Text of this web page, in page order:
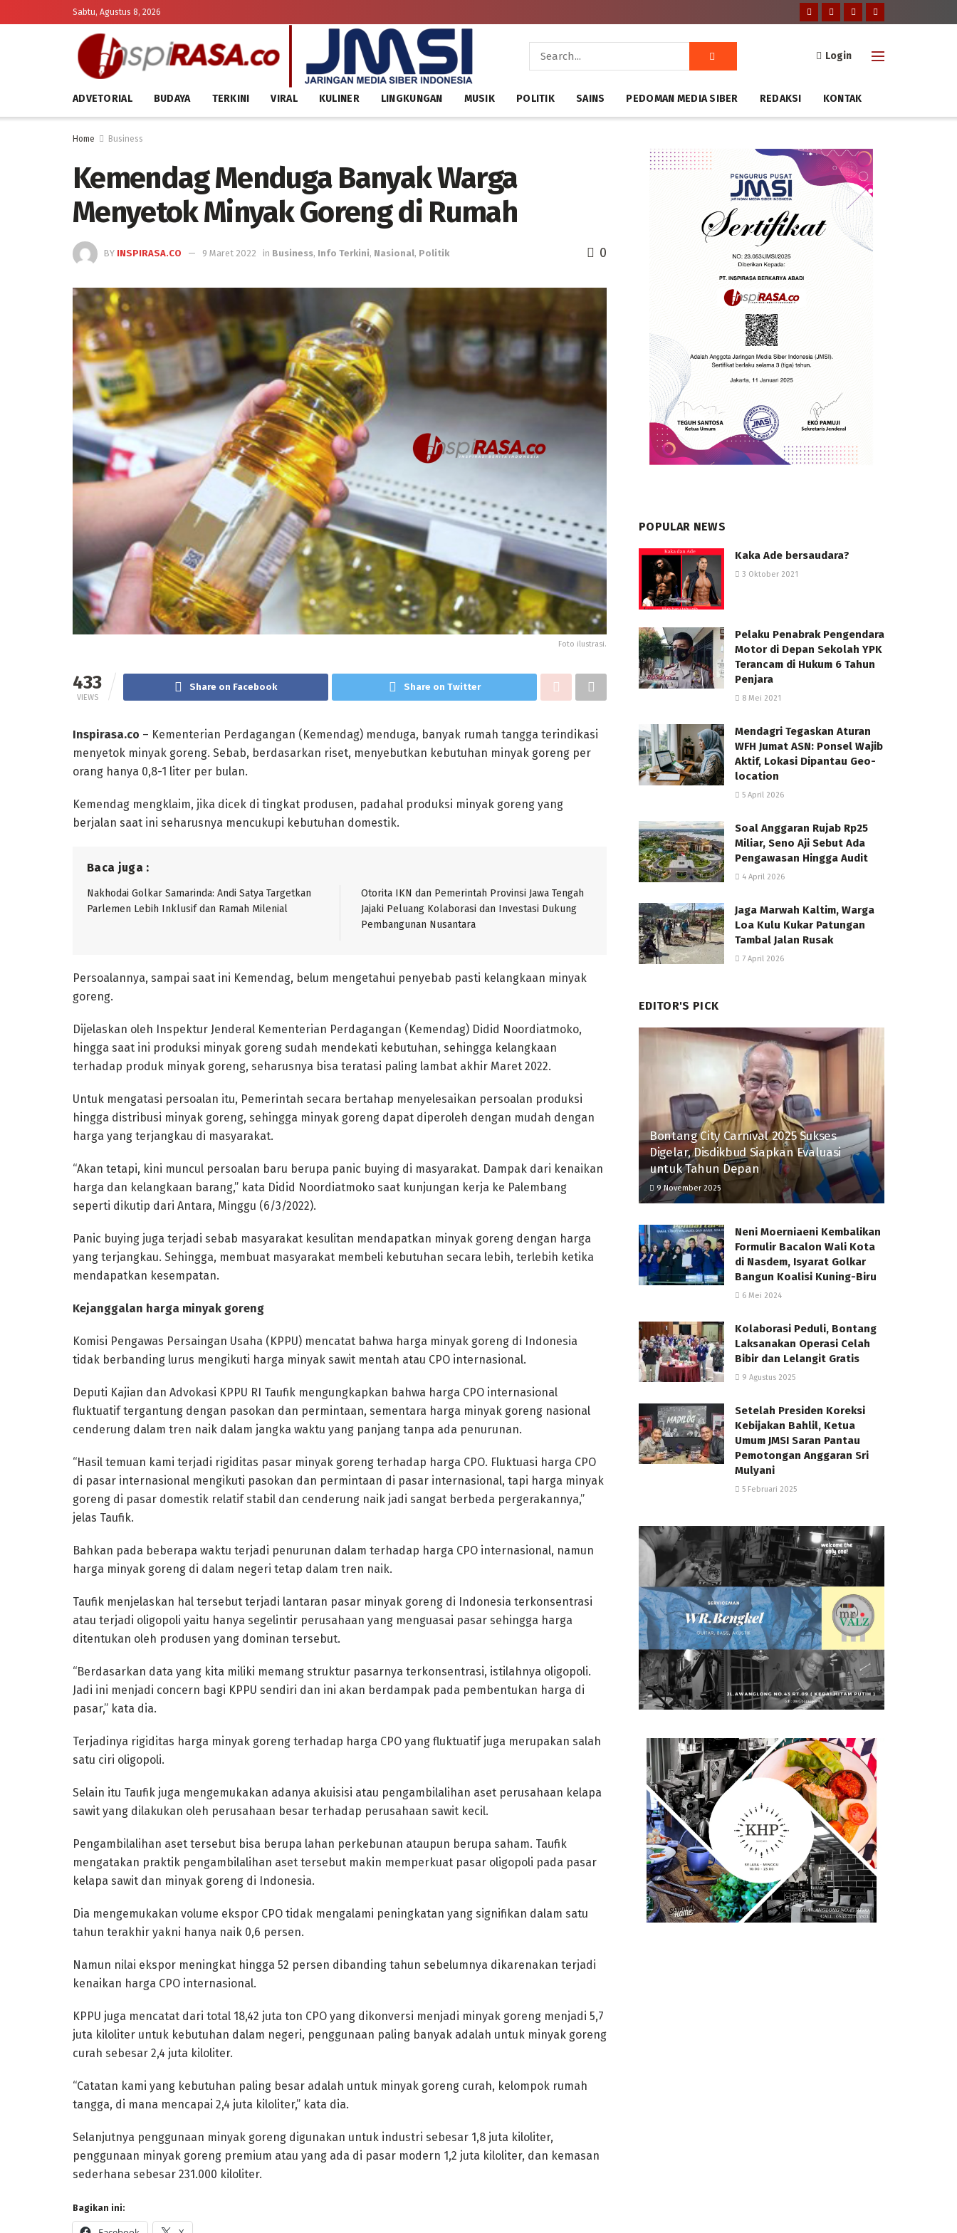
Sabtu, Agustus 8, 2026
Login
ADVETORIAL BUDAYA TERKINI VIRAL KULINER LINGKUNGAN MUSIK POLITIK SAINS PEDOMAN MEDIA SIBER REDAKSI KONTAK
Home Business
Kemendag Menduga Banyak Warga
Menyetok Minyak Goreng di Rumah
BY INSPIRASA.CO 9 Maret 2022 in Business, Info Terkini, Nasional, Politik 0
Foto ilustrasi.
433
VIEWS
Share on Facebook Share on Twitter
Inspirasa.co – Kementerian Perdagangan (Kemendag) menduga, banyak rumah tangga terindikasi
menyetok minyak goreng. Sebab, berdasarkan riset, menyebutkan kebutuhan minyak goreng per
orang hanya 0,8-1 liter per bulan.
Kemendag mengklaim, jika dicek di tingkat produsen, padahal produksi minyak goreng yang
berjalan saat ini seharusnya mencukupi kebutuhan domestik.
Baca juga :
Nakhodai Golkar Samarinda: Andi Satya Targetkan
Parlemen Lebih Inklusif dan Ramah Milenial
Otorita IKN dan Pemerintah Provinsi Jawa Tengah
Jajaki Peluang Kolaborasi dan Investasi Dukung
Pembangunan Nusantara
Persoalannya, sampai saat ini Kemendag, belum mengetahui penyebab pasti kelangkaan minyak
goreng.
Dijelaskan oleh Inspektur Jenderal Kementerian Perdagangan (Kemendag) Didid Noordiatmoko,
hingga saat ini produksi minyak goreng sudah mendekati kebutuhan, sehingga kelangkaan
terhadap produk minyak goreng, seharusnya bisa teratasi paling lambat akhir Maret 2022.
Untuk mengatasi persoalan itu, Pemerintah secara bertahap menyelesaikan persoalan produksi
hingga distribusi minyak goreng, sehingga minyak goreng dapat diperoleh dengan mudah dengan
harga yang terjangkau di masyarakat.
“Akan tetapi, kini muncul persoalan baru berupa panic buying di masyarakat. Dampak dari kenaikan
harga dan kelangkaan barang,” kata Didid Noordiatmoko saat kunjungan kerja ke Palembang
seperti dikutip dari Antara, Minggu (6/3/2022).
Panic buying juga terjadi sebab masyarakat kesulitan mendapatkan minyak goreng dengan harga
yang terjangkau. Sehingga, membuat masyarakat membeli kebutuhan secara lebih, terlebih ketika
mendapatkan kesempatan.
Kejanggalan harga minyak goreng
Komisi Pengawas Persaingan Usaha (KPPU) mencatat bahwa harga minyak goreng di Indonesia
tidak berbanding lurus mengikuti harga minyak sawit mentah atau CPO internasional.
Deputi Kajian dan Advokasi KPPU RI Taufik mengungkapkan bahwa harga CPO internasional
fluktuatif tergantung dengan pasokan dan permintaan, sementara harga minyak goreng nasional
cenderung dalam tren naik dalam jangka waktu yang panjang tanpa ada penurunan.
“Hasil temuan kami terjadi rigiditas pasar minyak goreng terhadap harga CPO. Fluktuasi harga CPO
di pasar internasional mengikuti pasokan dan permintaan di pasar internasional, tapi harga minyak
goreng di pasar domestik relatif stabil dan cenderung naik jadi sangat berbeda pergerakannya,”
jelas Taufik.
Bahkan pada beberapa waktu terjadi penurunan dalam terhadap harga CPO internasional, namun
harga minyak goreng di dalam negeri tetap dalam tren naik.
Taufik menjelaskan hal tersebut terjadi lantaran pasar minyak goreng di Indonesia terkonsentrasi
atau terjadi oligopoli yaitu hanya segelintir perusahaan yang menguasai pasar sehingga harga
ditentukan oleh produsen yang dominan tersebut.
“Berdasarkan data yang kita miliki memang struktur pasarnya terkonsentrasi, istilahnya oligopoli.
Jadi ini menjadi concern bagi KPPU sendiri dan ini akan berdampak pada pembentukan harga di
pasar,” kata dia.
Terjadinya rigiditas harga minyak goreng terhadap harga CPO yang fluktuatif juga merupakan salah
satu ciri oligopoli.
Selain itu Taufik juga mengemukakan adanya akuisisi atau pengambilalihan aset perusahaan kelapa
sawit yang dilakukan oleh perusahaan besar terhadap perusahaan sawit kecil.
Pengambilalihan aset tersebut bisa berupa lahan perkebunan ataupun berupa saham. Taufik
mengatakan praktik pengambilalihan aset tersebut makin memperkuat pasar oligopoli pada pasar
kelapa sawit dan minyak goreng di Indonesia.
Dia mengemukakan volume ekspor CPO tidak mengalami peningkatan yang signifikan dalam satu
tahun terakhir yakni hanya naik 0,6 persen.
Namun nilai ekspor meningkat hingga 52 persen dibanding tahun sebelumnya dikarenakan terjadi
kenaikan harga CPO internasional.
KPPU juga mencatat dari total 18,42 juta ton CPO yang dikonversi menjadi minyak goreng menjadi 5,7
juta kiloliter untuk kebutuhan dalam negeri, penggunaan paling banyak adalah untuk minyak goreng
curah sebesar 2,4 juta kiloliter.
“Catatan kami yang kebutuhan paling besar adalah untuk minyak goreng curah, kelompok rumah
tangga, di mana mencapai 2,4 juta kiloliter,” kata dia.
Selanjutnya penggunaan minyak goreng digunakan untuk industri sebesar 1,8 juta kiloliter,
penggunaan minyak goreng premium atau yang ada di pasar modern 1,2 juta kiloliter, dan kemasan
sederhana sebesar 231.000 kiloliter.
Bagikan ini:
POPULAR NEWS
Kaka Ade bersaudara?
3 Oktober 2021
Pelaku Penabrak Pengendara
Motor di Depan Sekolah YPK
Terancam di Hukum 6 Tahun
Penjara
8 Mei 2021
Mendagri Tegaskan Aturan
WFH Jumat ASN: Ponsel Wajib
Aktif, Lokasi Dipantau Geo-
location
5 April 2026
Soal Anggaran Rujab Rp25
Miliar, Seno Aji Sebut Ada
Pengawasan Hingga Audit
4 April 2026
Jaga Marwah Kaltim, Warga
Loa Kulu Kukar Patungan
Tambal Jalan Rusak
7 April 2026
EDITOR'S PICK
Bontang City Carnival 2025 Sukses
Digelar, Disdikbud Siapkan Evaluasi
untuk Tahun Depan
9 November 2025
Neni Moerniaeni Kembalikan
Formulir Bacalon Wali Kota
di Nasdem, Isyarat Golkar
Bangun Koalisi Kuning-Biru
6 Mei 2024
Kolaborasi Peduli, Bontang
Laksanakan Operasi Celah
Bibir dan Lelangit Gratis
9 Agustus 2025
Setelah Presiden Koreksi
Kebijakan Bahlil, Ketua
Umum JMSI Saran Pantau
Pemotongan Anggaran Sri
Mulyani
5 Februari 2025